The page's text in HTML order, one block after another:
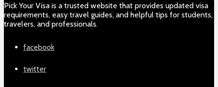
Pick Your Visa is a trusted website that provides updated visa
requirements, easy travel guides, and helpful tips for students,
travelers, and professionals.
facebook
twitter